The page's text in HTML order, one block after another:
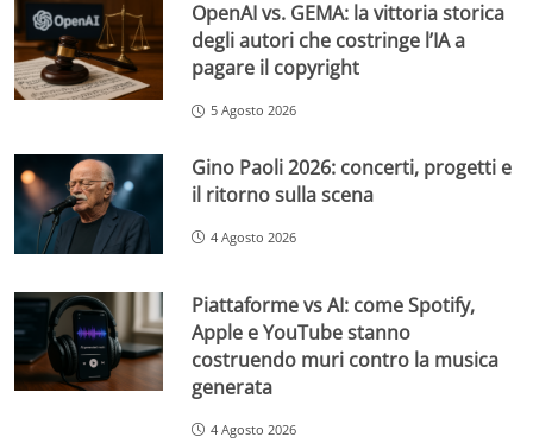
OpenAI vs. GEMA: la vittoria storica
degli autori che costringe l’IA a
pagare il copyright
5 Agosto 2026
Gino Paoli 2026: concerti, progetti e
il ritorno sulla scena
4 Agosto 2026
Piattaforme vs AI: come Spotify,
Apple e YouTube stanno
costruendo muri contro la musica
generata
4 Agosto 2026